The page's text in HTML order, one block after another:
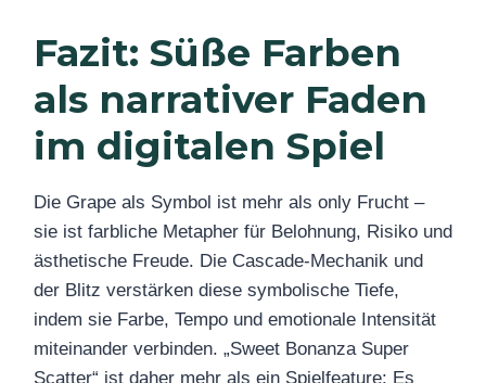
Fazit: Süße Farben
als narrativer Faden
im digitalen Spiel
Die Grape als Symbol ist mehr als only Frucht –
sie ist farbliche Metapher für Belohnung, Risiko und
ästhetische Freude. Die Cascade-Mechanik und
der Blitz verstärken diese symbolische Tiefe,
indem sie Farbe, Tempo und emotionale Intensität
miteinander verbinden. „Sweet Bonanza Super
Scatter“ ist daher mehr als ein Spielfeature: Es